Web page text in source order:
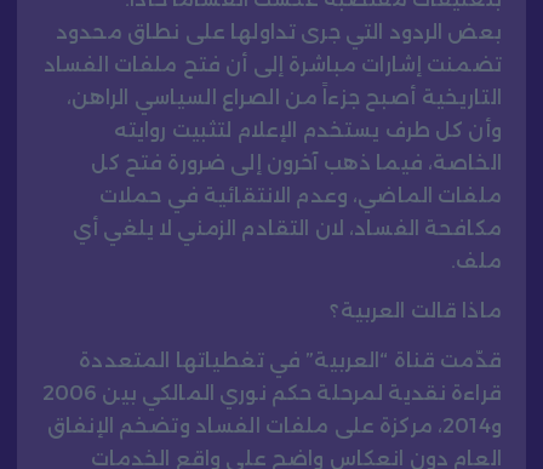
بعض الردود التي جرى تداولها على نطاق محدود
تضمنت إشارات مباشرة إلى أن فتح ملفات الفساد
التاريخية أصبح جزءاً من الصراع السياسي الراهن،
وأن كل طرف يستخدم الإعلام لتثبيت روايته
الخاصة، فيما ذهب آخرون إلى ضرورة فتح كل
ملفات الماضي، وعدم الانتقائية في حملات
مكافحة الفساد، لان التقادم الزمني لا يلغي أي
ملف.
ماذا قالت العربية؟
قدّمت قناة “العربية” في تغطياتها المتعددة
قراءة نقدية لمرحلة حكم نوري المالكي بين 2006
و2014، مركزة على ملفات الفساد وتضخم الإنفاق
العام دون انعكاس واضح على واقع الخدمات